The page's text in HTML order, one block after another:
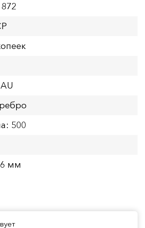
500
мм